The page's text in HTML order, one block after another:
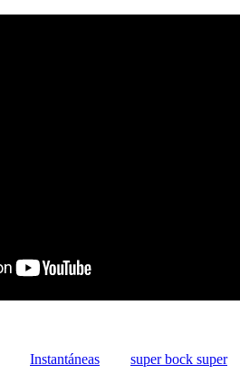
Instantáneas
super bock super